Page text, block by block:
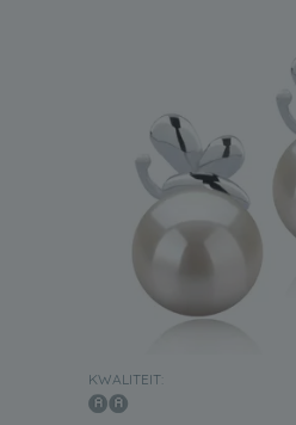
KWALITEIT: